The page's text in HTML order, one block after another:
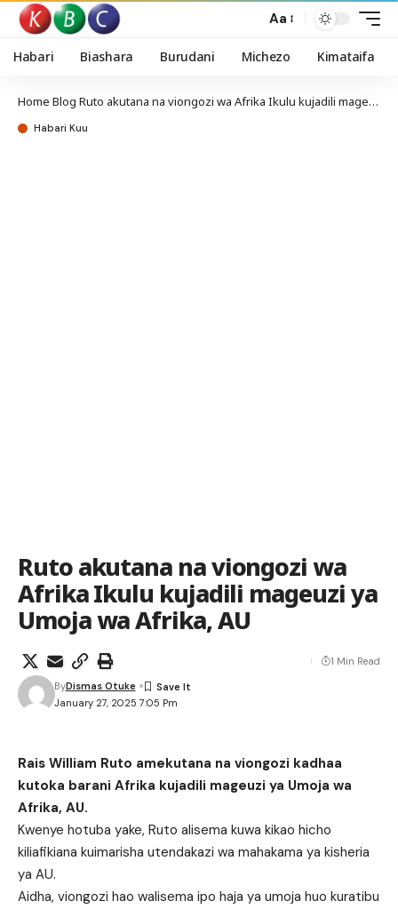
Aa
Habari Biashara Burudani Michezo Kimataifa
Home Blog Ruto akutana na viongozi wa Afrika Ikulu kujadili mageuzi ya Umoja wa Afrika, AU
Habari Kuu
Ruto akutana na viongozi wa
Afrika Ikulu kujadili mageuzi ya
Umoja wa Afrika, AU
January 27, 2025 7:05 Pm
ByDismas Otuke
1 Min Read
Rais William Ruto amekutana na viongozi kadhaa
kutoka barani Afrika kujadili mageuzi ya Umoja wa
Afrika, AU.
Kwenye hotuba yake, Ruto alisema kuwa kikao hicho
kiliafikiana kuimarisha utendakazi wa mahakama ya kisheria
ya AU.
Aidha, viongozi hao walisema ipo haja ya umoja huo kuratibu